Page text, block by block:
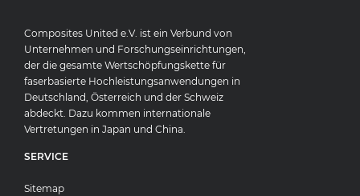
Composites United e.V. ist ein Verbund von
Unternehmen und Forschungseinrichtungen,
der die gesamte Wertschöpfungskette für
faserbasierte Hochleistungsanwendungen in
Deutschland, Österreich und der Schweiz
abdeckt. Dazu kommen internationale
Vertretungen in Japan und China.
SERVICE
Sitemap